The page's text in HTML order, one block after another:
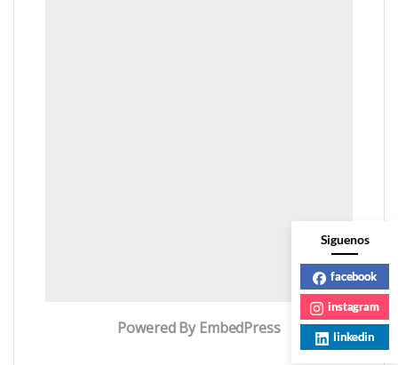
Powered By EmbedPress
Siguenos
facebook
instagram
linkedin